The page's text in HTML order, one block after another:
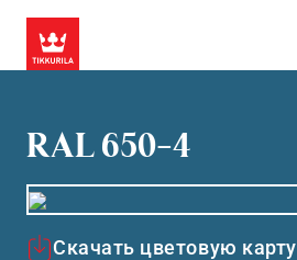
RAL 650-4
Скачать цветовую карту